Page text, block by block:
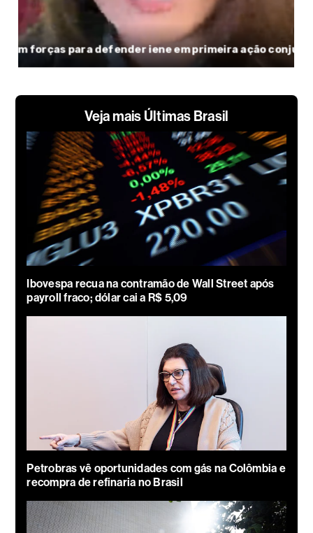
Veja mais Últimas Brasil
Ibovespa recua na contramão de Wall Street após
payroll fraco; dólar cai a R$ 5,09
Petrobras vê oportunidades com gás na Colômbia e
recompra de refinaria no Brasil